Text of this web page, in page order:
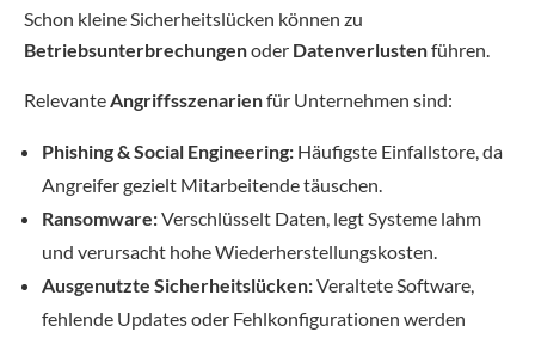
Schon kleine Sicherheitslücken können zu
Betriebsunterbrechungenoder Datenverlustenführen.
RelevanteAngriffsszenarienfür Unternehmen sind:
Phishing & Social Engineering: Häufigste Einfallstore, da
Angreifer gezielt Mitarbeitende täuschen.
Ransomware:Verschlüsselt Daten, legt Systeme lahm
und verursacht hohe Wiederherstellungskosten.
Ausgenutzte Sicherheitslücken:Veraltete Software,
fehlende Updates oder Fehlkonfigurationen werden